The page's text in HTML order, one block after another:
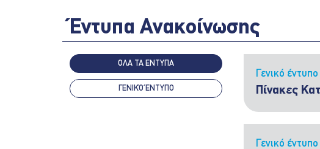
Έντυπα Ανακοίνωσης
ΟΛΑ ΤΑ ΕΝΤΥΠΑ
ΓΕΝΙΚΌ ΈΝΤΥΠΟ
Γενικό έντυπο
Πίνακες
Γενικό έντυπο